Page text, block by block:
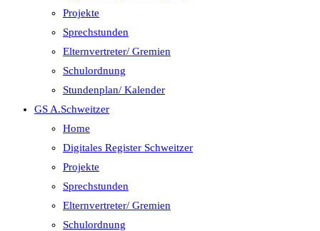
Projekte
Sprechstunden
Elternvertreter/ Gremien
Schulordnung
Stundenplan/ Kalender
GS A.Schweitzer
Home
Digitales Register Schweitzer
Projekte
Sprechstunden
Elternvertreter/ Gremien
Schulordnung